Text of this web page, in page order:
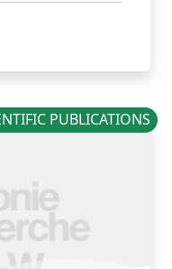
PUBLICATIONS